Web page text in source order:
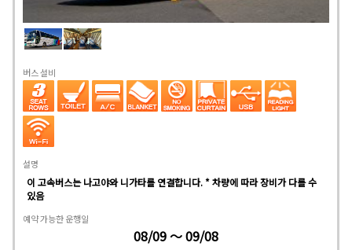
버스 설비
설명
이 고속버스는 나고야와 니가타를 연결합니다. * 차량에 따라 장비가 다를 수
있음
예약 가능한 운행일
08/09 ～ 09/08